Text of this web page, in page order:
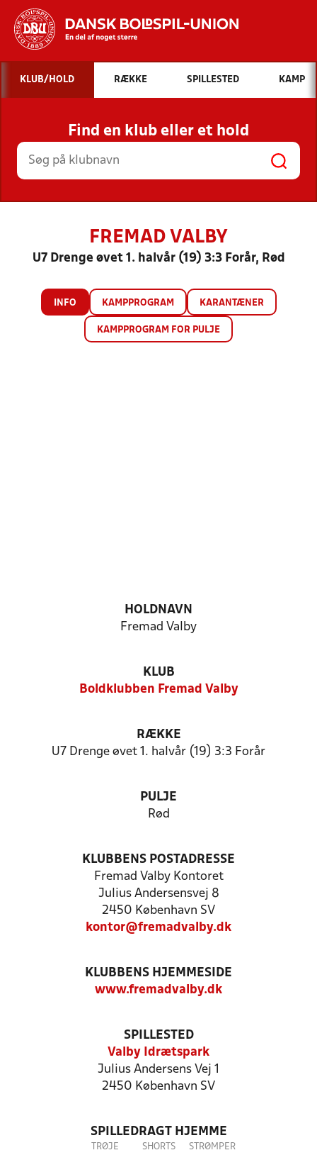
Hvad vil du søge efter?
INDHOLD OG NYHEDER
STILLINGER, RESULTATER, KLUBBER OG
HOLD
KLUB/HOLD RÆKKE SPILLESTED KAMP
Find en klub eller et hold
FREMAD VALBY
U7 Drenge øvet 1. halvår (19) 3:3 Forår, Rød
INFO KAMPPROGRAM KARANTÆNER
KAMPPROGRAM FOR PULJE
HOLDNAVN
Fremad Valby
KLUB
Boldklubben Fremad Valby
RÆKKE
U7 Drenge øvet 1. halvår (19) 3:3 Forår
PULJE
Rød
KLUBBENS POSTADRESSE
Fremad Valby Kontoret
Julius Andersensvej 8
2450 København SV
kontor@fremadvalby.dk
KLUBBENS HJEMMESIDE
www.fremadvalby.dk
SPILLESTED
Valby Idrætspark
Julius Andersens Vej 1
2450 København SV
SPILLEDRAGT HJEMME
TRØJE SHORTS STRØMPER